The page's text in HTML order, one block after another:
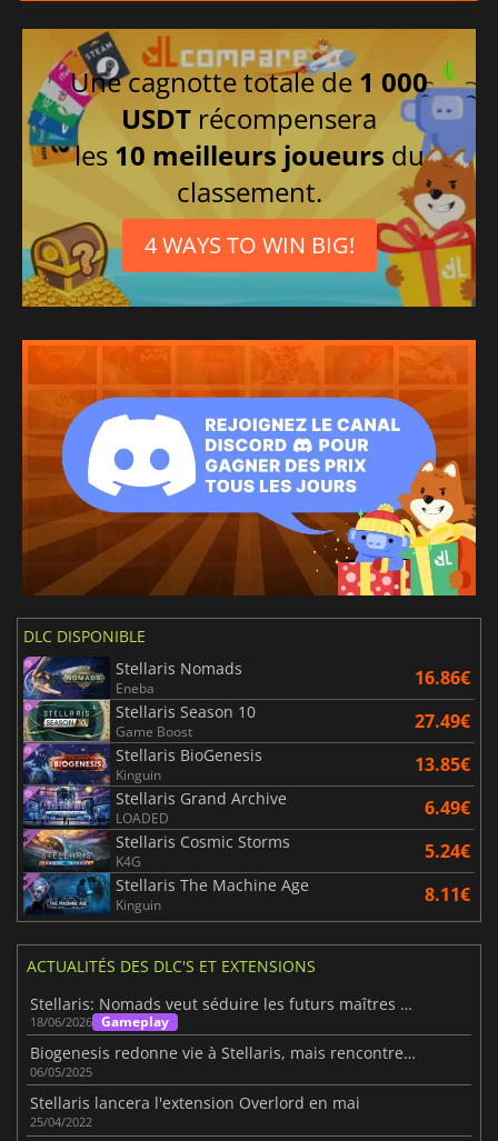
Une cagnotte totale de 1 000
USDT récompensera
les 10 meilleurs joueurs du
classement.
4 WAYS TO WIN BIG!
DLC DISPONIBLE
Stellaris Nomads
Eneba 16.86€
Stellaris Season 10
Game Boost 27.49€
Stellaris BioGenesis
Kinguin 13.85€
Stellaris Grand Archive
LOADED 6.49€
Stellaris Cosmic Storms
K4G 5.24€
Stellaris The Machine Age
Kinguin 8.11€
ACTUALITÉS DES DLC'S ET EXTENSIONS
Stellaris: Nomads veut séduire les futurs maîtres de la galaxie
18/06/2026 Gameplay
Biogenesis redonne vie à Stellaris, mais rencontre des problèmes de croissance
06/05/2025
Stellaris lancera l'extension Overlord en mai
25/04/2022